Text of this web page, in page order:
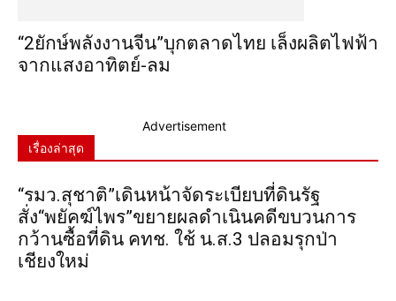
“2ยักษ์พลังงานจีน”บุกตลาดไทย เล็งผลิตไฟฟ้า
จากแสงอาทิตย์-ลม
Advertisement
เรื่องล่าสุด
“รมว.สุชาติ”เดินหน้าจัดระเบียบที่ดินรัฐ
สั่ง“พยัคฆ์ไพร”ขยายผลดำเนินคดีขบวนการ
กว้านซื้อที่ดิน คทช. ใช้ น.ส.3 ปลอมรุกป่า
เชียงใหม่